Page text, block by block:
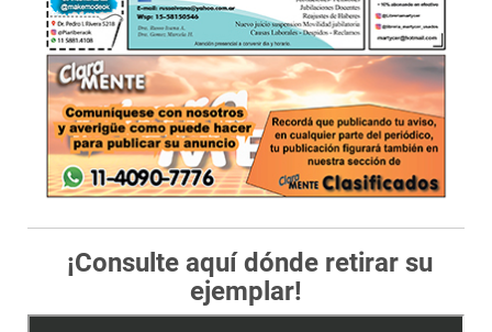
¡Consulte aquí dónde retirar su
ejemplar!